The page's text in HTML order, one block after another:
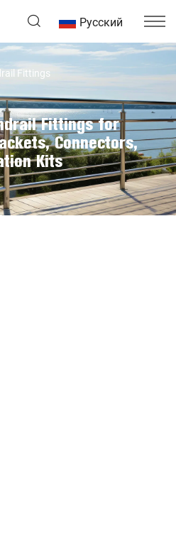
Русский
Fittings
Fittings for
Connectors,
Kits